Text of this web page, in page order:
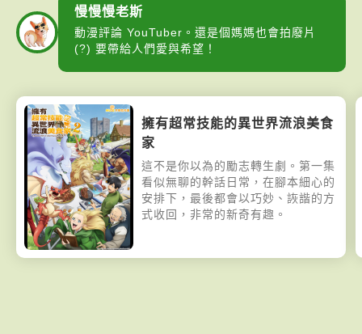
慢慢慢老斯
動漫評論 YouTuber。還是個媽媽也會拍廢片
(?) 要帶給人們愛與希望！
擁有超常技能的異世界流浪美食
家
這不是你以為的勵志轉生劇。第一集
看似無聊的幹話日常，在腳本細心的
安排下，最後都會以巧妙、詼諧的方
式收回，非常的新奇有趣。